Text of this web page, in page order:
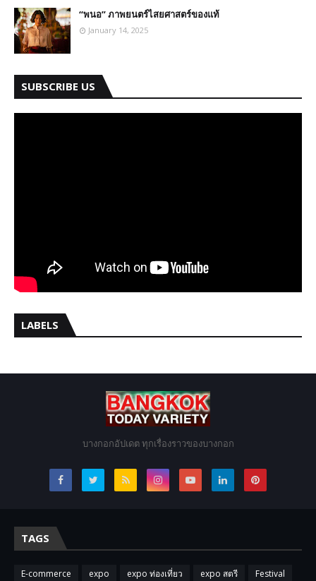
“พนอ” ภาพยนตร์ไสยศาสตร์ของแท้
January 14, 2025
SUBSCRIBE US
LABELS
บางกอกอัปเดต ทุกเรื่องราวของบางกอก
TAGS
E-commerce expo expo ท่องเที่ยว expo สตรี
Festival